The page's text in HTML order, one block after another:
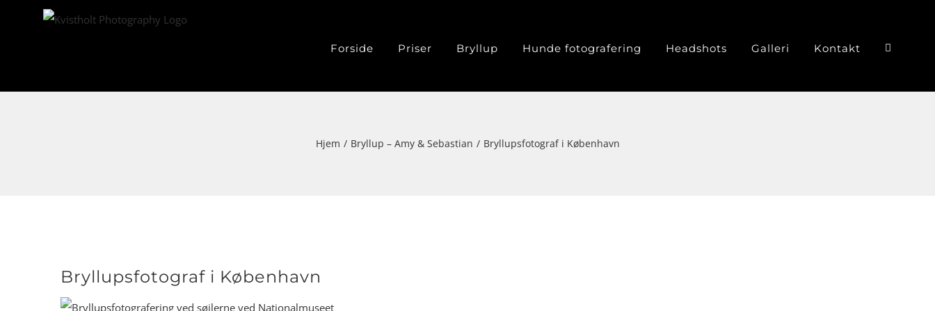
Forside Priser Bryllup Hunde fotografering Headshots Galleri Kontakt
Hjem Bryllup – Amy & Sebastian Bryllupsfotograf i København
Bryllupsfotograf i København